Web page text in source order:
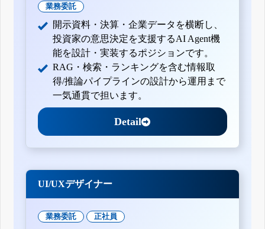
業務委託
開示資料・決算・企業データを横断し、
投資家の意思決定を支援するAI Agent機
能を設計・実装するポジションです。
RAG・検索・ランキングを含む情報取
得/推論パイプラインの設計から運用まで
一気通貫で担います。
Detail
UI/UXデザイナー
業務委託 正社員